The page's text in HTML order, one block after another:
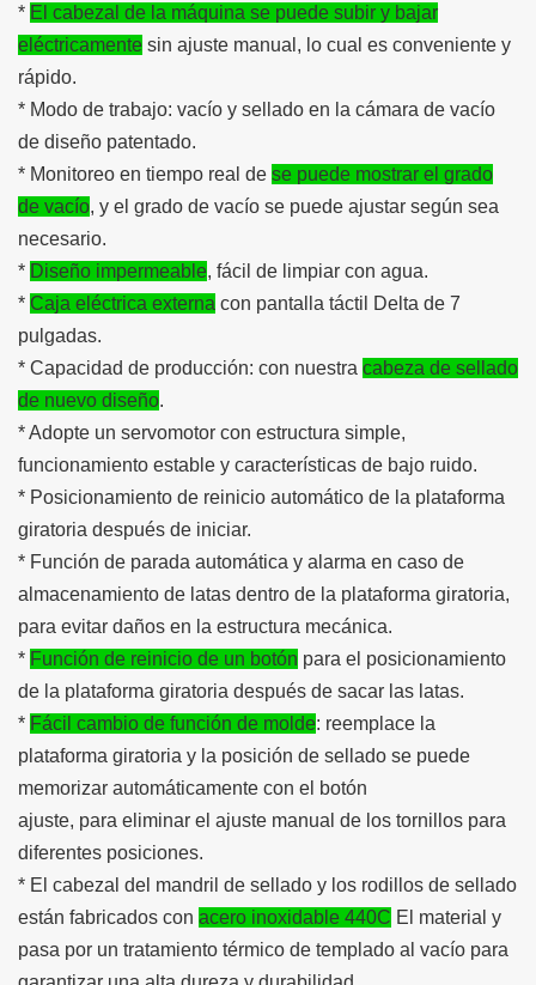
* El cabezal de la máquina se puede subir y bajar
eléctricamente sin ajuste manual, lo cual es conveniente y
rápido.
* Modo de trabajo: vacío y sellado en la cámara de vacío
de diseño patentado.
* Monitoreo en tiempo real de se puede mostrar el grado
de vacío, y el grado de vacío se puede ajustar según sea
necesario.
* Diseño impermeable, fácil de limpiar con agua.
* Caja eléctrica externa con pantalla táctil Delta de 7
pulgadas.
* Capacidad de producción: con nuestra cabeza de sellado
de nuevo diseño.
* Adopte un servomotor con estructura simple,
funcionamiento estable y características de bajo ruido.
* Posicionamiento de reinicio automático de la plataforma
giratoria después de iniciar.
* Función de parada automática y alarma en caso de
almacenamiento de latas dentro de la plataforma giratoria,
para evitar daños en la estructura mecánica.
* Función de reinicio de un botón para el posicionamiento
de la plataforma giratoria después de sacar las latas.
* Fácil cambio de función de molde: reemplace la
plataforma giratoria y la posición de sellado se puede
memorizar automáticamente con el botón
ajuste, para eliminar el ajuste manual de los tornillos para
diferentes posiciones.
* El cabezal del mandril de sellado y los rodillos de sellado
están fabricados con acero inoxidable 440C El material y
pasa por un tratamiento térmico de templado al vacío para